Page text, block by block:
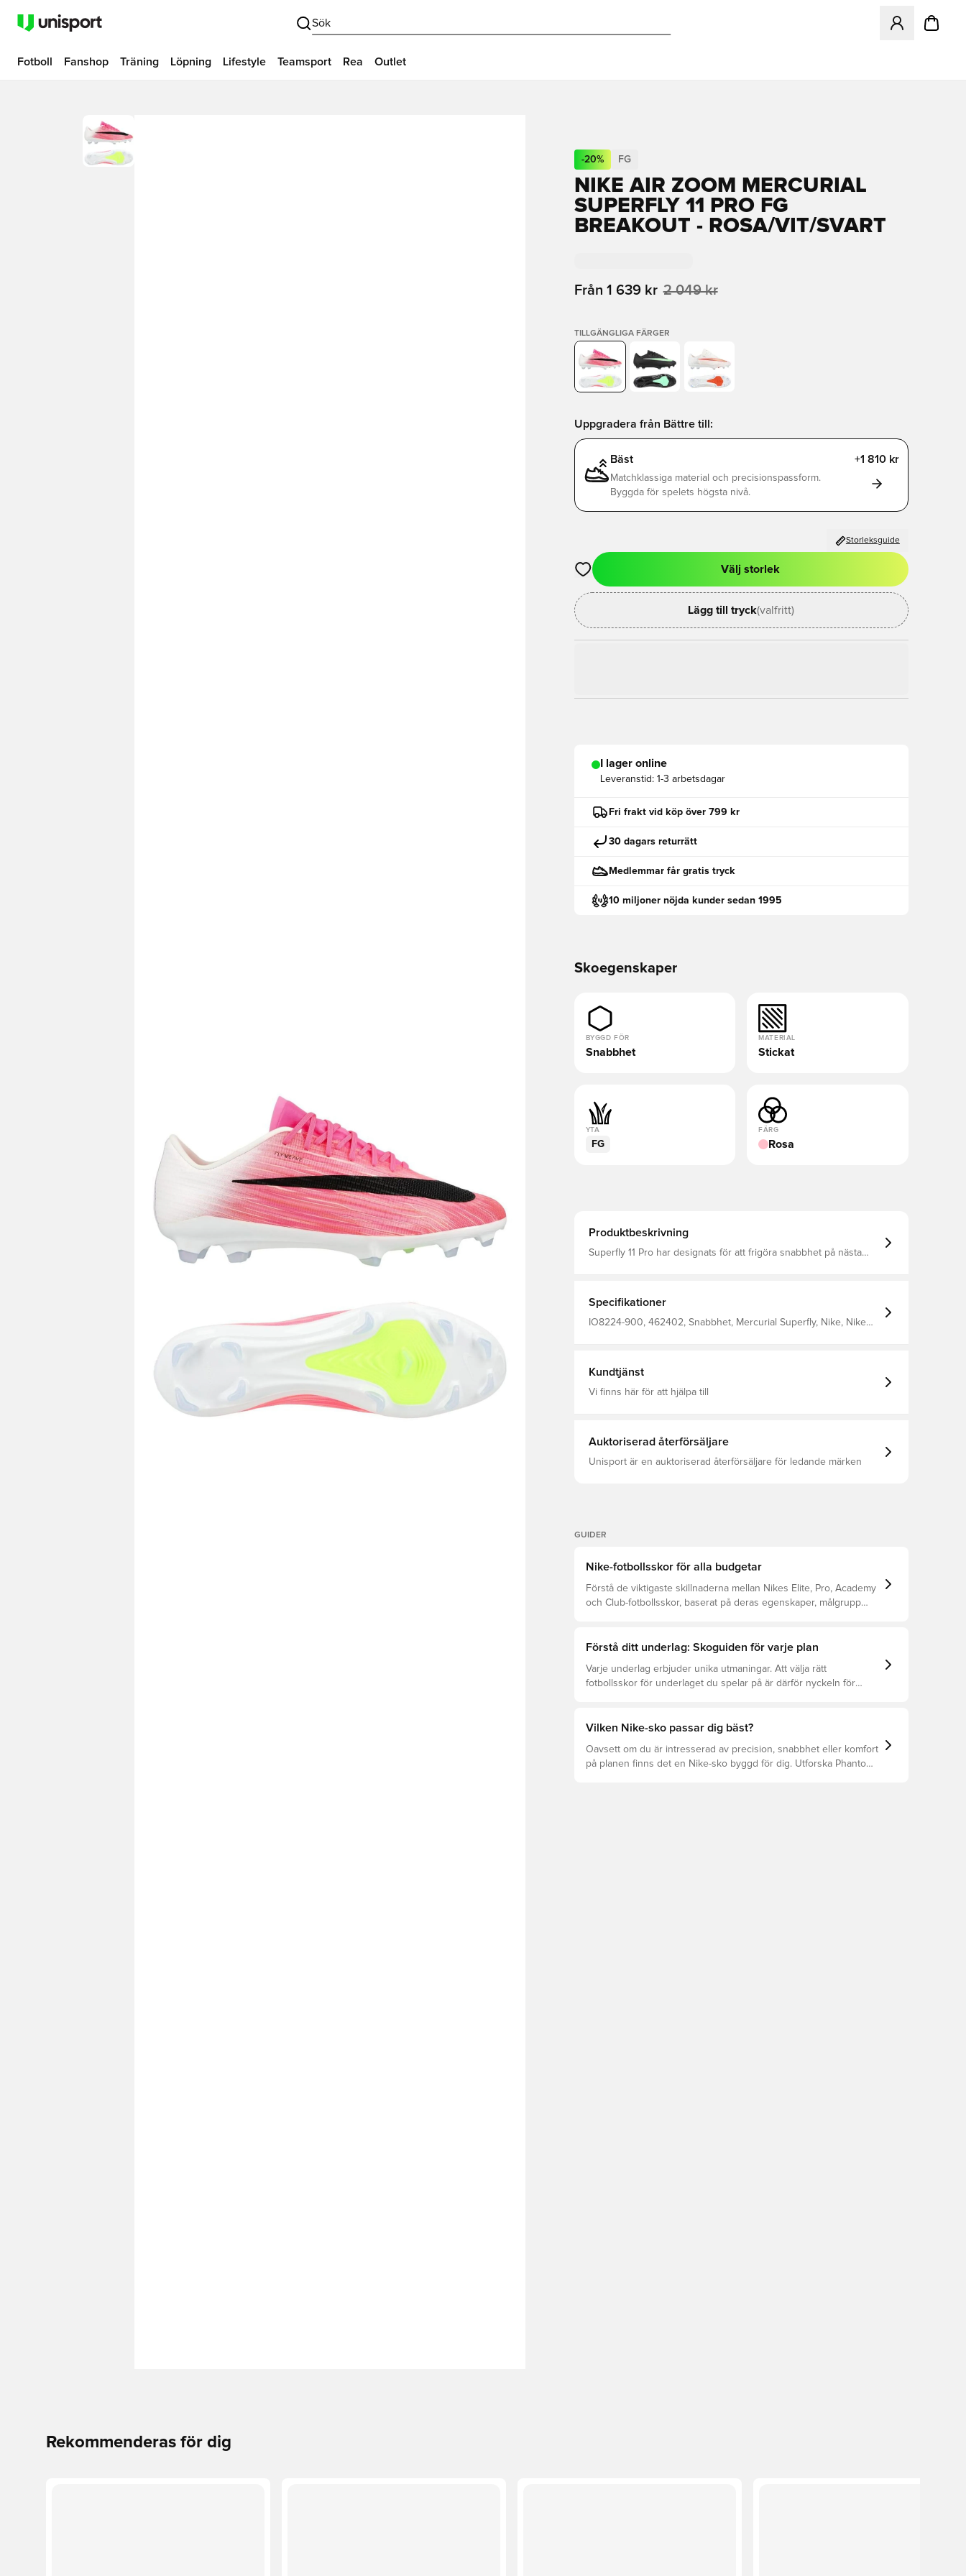
Sök
Öppnar en
Fotboll Fanshop Träning Löpning Lifestyle Teamsport Rea Outlet
-20% FG
NIKE AIR ZOOM MERCURIAL
SUPERFLY 11 PRO FG
BREAKOUT - ROSA/VIT/SVART
Från 1 639 kr 2 049 kr
TILLGÄNGLIGA FÄRGER
Uppgradera från Bättre till:
Bäst +1 810 kr
Matchklassiga material och precisionspassform.
Byggda för spelets högsta nivå.
Storleksguide
Öppnar en Modal för att logga in eller registrera dig som medlem
Välj storlek
Lägg till tryck(valfritt)
I lager online
Leveranstid: 1-3 arbetsdagar
Fri frakt vid köp över 799 kr
30 dagars returrätt
Medlemmar får gratis tryck
10 miljoner nöjda kunder sedan 1995
Skoegenskaper
BYGGD FÖR
Snabbhet
MATERIAL
Stickat
YTA
FG
FÄRG
Rosa
Produktbeskrivning
Superfly 11 Pro har designats för att frigöra snabbhet på nästa
upp.
Specifikationer
IO8224-900, 462402, Snabbhet, Mercurial Superfly, Nike, Nike
Kundtjänst
Vi finns här för att hjälpa till
Auktoriserad återförsäljare
Unisport är en auktoriserad återförsäljare för ledande märken
GUIDER
Nike-fotbollsskor för alla budgetar
Förstå de viktigaste skillnaderna mellan Nikes Elite, Pro, Academy
och Club-fotbollsskor, baserat på deras egenskaper, målgrupp
Förstå ditt underlag: Skoguiden för varje plan
Varje underlag erbjuder unika utmaningar. Att välja rätt
fotbollsskor för underlaget du spelar på är därför nyckeln för
underlagen.
Vilken Nike-sko passar dig bäst?
Oavsett om du är intresserad av precision, snabbhet eller komfort
på planen finns det en Nike-sko byggd för dig. Utforska Phantom,
Rekommenderas för dig